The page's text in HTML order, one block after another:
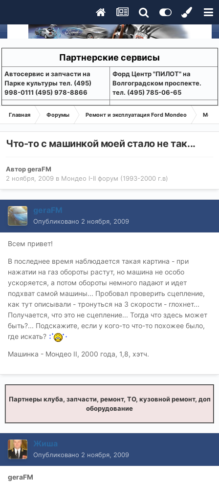
Партнерские сервисы
Aвтосервис и запчасти на
Парке культуры тел. (495)
998-0111 (495) 978-8866
Форд Центр "ПИЛОТ" на
Волгоградском проспекте.
тел. (495) 785-06-65
Главная Форумы Ремонт и эксплуатация Ford Mondeo
Что-то с машинкой моей стало не так...
АвторgeraFM
2 ноября, 2009 в Мондео I-II форум (1993-2000 г.в)
geraFM
Опубликовано 2 ноября, 2009
Всем привет!
В последнее время наблюдается такая картина - при
нажатии на газ обороты растут, но машина не особо
ускоряется, а потом обороты немного падают и идет
подхват самой машины... Пробовал проверить сцепление,
как тут описывали - тронуться на 3 скорости - глохнет...
Получается, что это не сцепление... Тогда что здесь может
быть?... Подскажите, если у кого-то что-то похожее было,
где искать?
Машинка - Мондео II, 2000 года, 1,8, хэтч.
Партнеры клуба, запчасти, ремонт, ТО, кузовной ремонт, доп
оборудование
Жиша
Опубликовано 2 ноября, 2009
geraFM